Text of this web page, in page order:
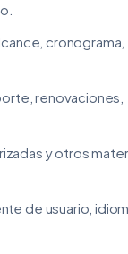
cronograma,
renovaciones,
y otros
de usuario,